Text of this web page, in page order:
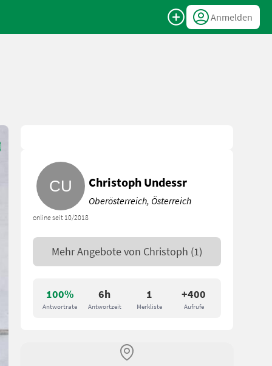
Anmelden
100%
Antwortrate
6h
Antwortzeit
1
Merkliste
+400
Aufrufe
online seit 10/2018
Christoph Undessr
Oberösterreich, Österreich
Mehr Angebote von Christoph (1)